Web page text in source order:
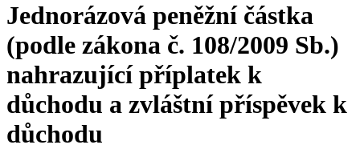
Jednorázová peněžní částka
(podle zákona č. 108/2009 Sb.)
nahrazující příplatek k
důchodu a zvláštní příspěvek k
důchodu